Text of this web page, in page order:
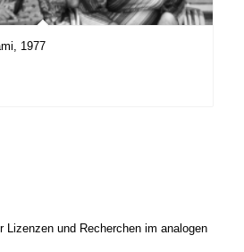
1977
Lizenzen und Recherchen im analogen